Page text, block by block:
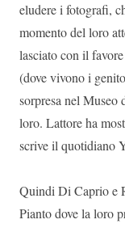
eludere i fotografi,
momento del loro
lasciato con il
(dove vivono i
sorpresa nel Museo
loro. Lattore ha
scrive il quotidiano
Quindi Di Caprio e
Pianto dove la loro